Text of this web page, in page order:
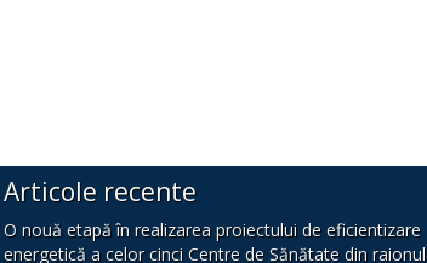
Articole recente
O nouă etapă în realizarea proiectului de eficientizare
energetică a celor cinci Centre de Sănătate din raionul